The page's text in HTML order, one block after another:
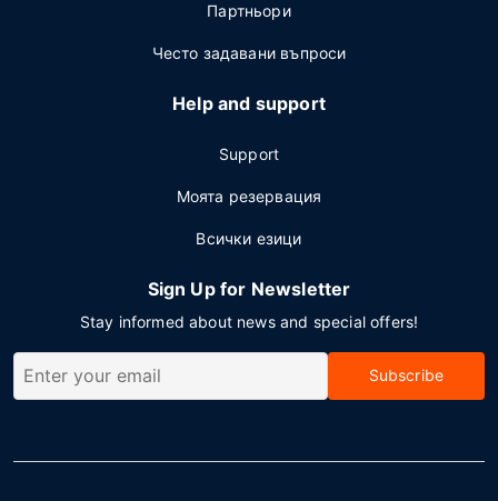
Партньори
Често задавани въпроси
Help and support
Support
Моята резервация
Всички езици
Sign Up for Newsletter
Stay informed about news and special offers!
Subscribe